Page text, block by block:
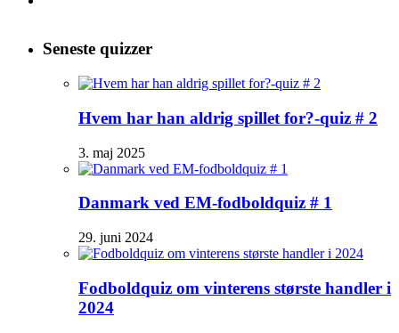
Seneste quizzer
Hvem har han aldrig spillet for?-quiz # 2
3. maj 2025
Danmark ved EM-fodboldquiz # 1
29. juni 2024
Fodboldquiz om vinterens største handler i
2024